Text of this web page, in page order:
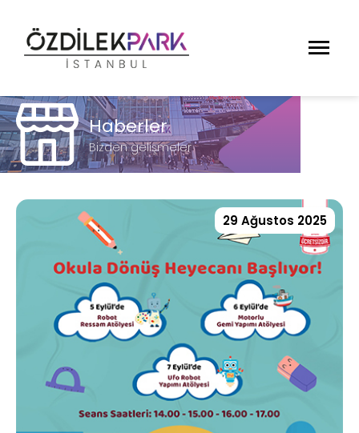
Haberler
Bizden gelişmeler
29 Ağustos 2025